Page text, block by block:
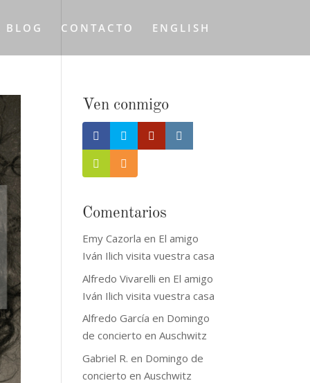
BLOG CONTACTO ENGLISH
Ven conmigo
Comentarios
Emy Cazorla en El amigo
Iván Ilich visita vuestra casa
Alfredo Vivarelli en El amigo
Iván Ilich visita vuestra casa
Alfredo García en Domingo
de concierto en Auschwitz
Gabriel R. en Domingo de
concierto en Auschwitz